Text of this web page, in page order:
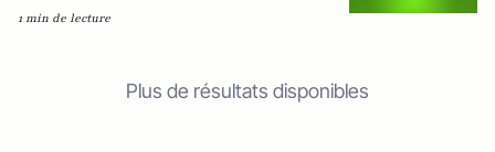
1 min de lecture
Plus de résultats disponibles